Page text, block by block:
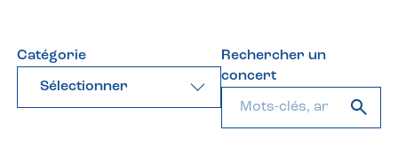
Catégorie
Sélectionner
Rechercher un
concert